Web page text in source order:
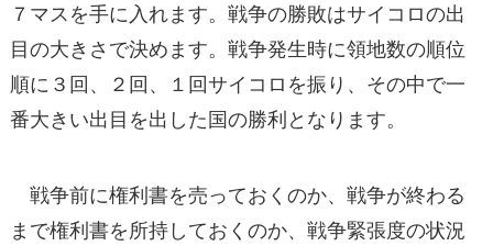
７マスを手に入れます。戦争の勝敗はサイコロの出
目の大きさで決めます。戦争発生時に領地数の順位
順に３回、２回、１回サイコロを振り、その中で一
番大きい出目を出した国の勝利となります。
戦争前に権利書を売っておくのか、戦争が終わる
まで権利書を所持しておくのか、戦争緊張度の状況